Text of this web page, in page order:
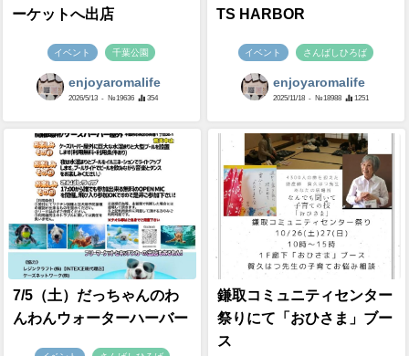
ーケットへ出店
イベント 千葉公園
enjoyaromalife
2026/5/13 - №19636 354
TS HARBOR
イベント さんばしひろば
enjoyaromalife
2025/11/18 - №18988 1251
7/5（土）だっちゃんのわ
んわんウォーターハーバー
鎌取コミュニティセンター
祭りにて「おひさま」ブー
ス